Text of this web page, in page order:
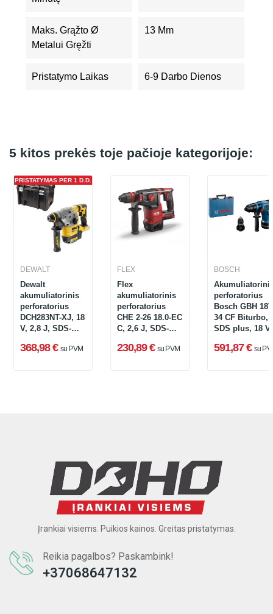
Maks. Grąžto Ø
Metalui Gręžti
13 Mm
Pristatymo Laikas 6-9 Darbo Dienos
5 kitos prekės toje pačioje kategorijoje:
PRISTATYMAS PER 1 D.D.
DEWALT
Dewalt
akumuliatorinis
perforatorius
DCH283NT-XJ, 18
V, 2,8 J, SDS-
368,98 € su PVM
FLEX
Flex
akumuliatorinis
perforatorius
CHE 2-26 18.0-EC
C, 2,6 J, SDS-
akumuliatoriaus
230,89 € su PVM
BOSCH
perforatorius
Bosch GBH
34 CF Biturbo,
SDS plus, 18 V,
lagaminas
591,87 € su
Įrankiai visiems. Puikios kainos. Greitas pristatymas.
Reikia pagalbos? Paskambink!
+37068647132